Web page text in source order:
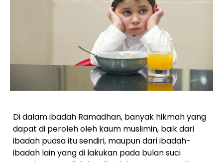
Di dalam ibadah Ramadhan, banyak hikmah yang
dapat di peroleh oleh kaum muslimin, baik dari
ibadah puasa itu sendiri, maupun dari ibadah-
ibadah lain yang di lakukan pada bulan suci